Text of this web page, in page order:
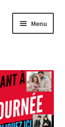
Menu